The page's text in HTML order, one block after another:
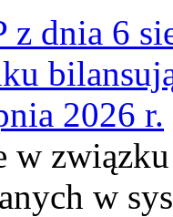
z dnia 6
2026 r.
w
w